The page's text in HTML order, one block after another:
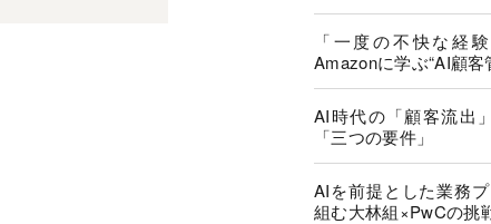
「一度の不快な経
Amazonに学ぶ“AI顧客
AI時代の「顧客流出
「三つの要件」
AIを前提とした業務
組む大林組×PwCの挑